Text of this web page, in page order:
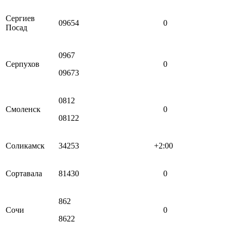
Сергиев
Посад
09654 0
Серпухов
0967
09673
0
Смоленск
0812
08122
0
Соликамск 34253 +2:00
Сортавала 81430 0
Сочи
862
8622
0